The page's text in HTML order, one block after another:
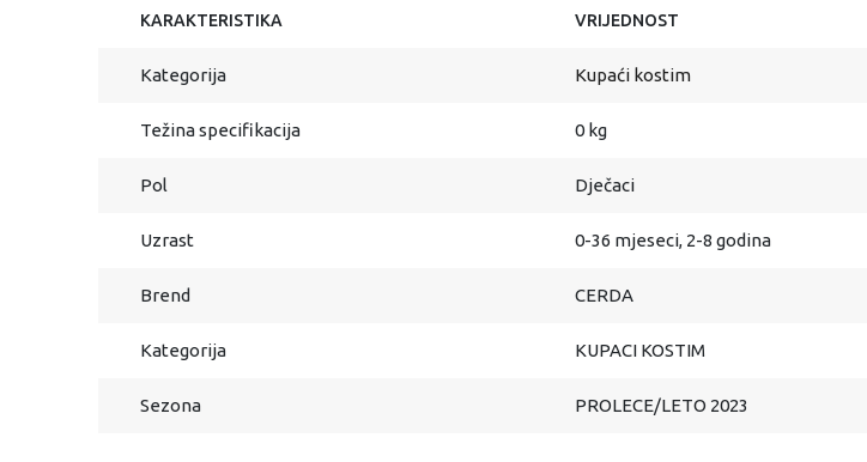
KARAKTERISTIKA VRIJEDNOST
Kategorija Kupaći kostim
Težina specifikacija 0 kg
Pol Dječaci
Uzrast 0-36 mjeseci, 2-8 godina
Brend CERDA
Kategorija KUPACI KOSTIM
Sezona PROLECE/LETO 2023